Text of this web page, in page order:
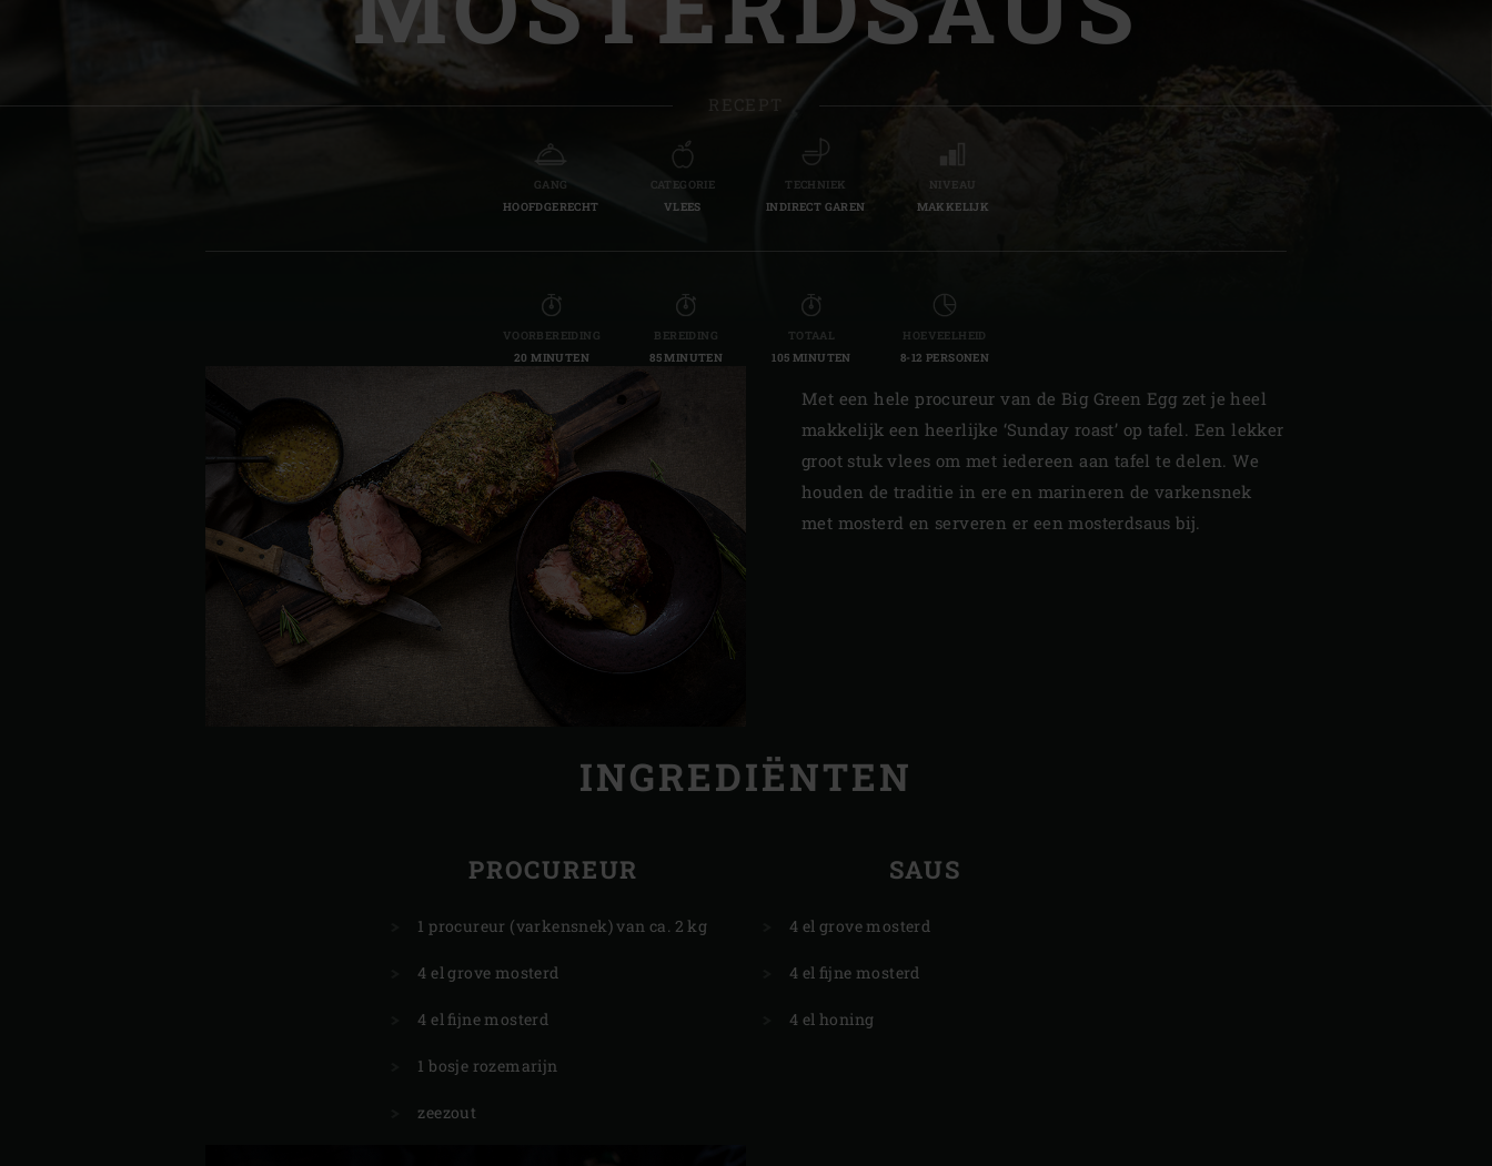
Denmark | Danmark
Estonia | Eesti
Slovenia | Slovenija
Spain | España
Switzerland (French) | Schweiz (Français)
RECEPT
GANG
HOOFDGERECHT
CATEGORIE
VLEES
TECHNIEK
INDIRECT GAREN
NIVEAU
MAKKELIJK
VOORBEREIDING
20 MINUTEN
BEREIDING
85 MINUTEN
TOTAAL
105 MINUTEN
HOEVEELHEID
8-12 PERSONEN
Met een hele procureur van de Big Green Egg zet je heel
makkelijk een heerlijke ‘Sunday roast’ op tafel. Een lekker
groot stuk vlees om met iedereen aan tafel te delen. We
houden de traditie in ere en marineren de varkensnek
met mosterd en serveren er een mosterdsaus bij.
INGREDIËNTEN
PROCUREUR
1 procureur (varkensnek) van ca. 2 kg
4 el grove mosterd
4 el fijne mosterd
1 bosje rozemarijn
zeezout
SAUS
4 el grove mosterd
4 el fijne mosterd
4 el honing